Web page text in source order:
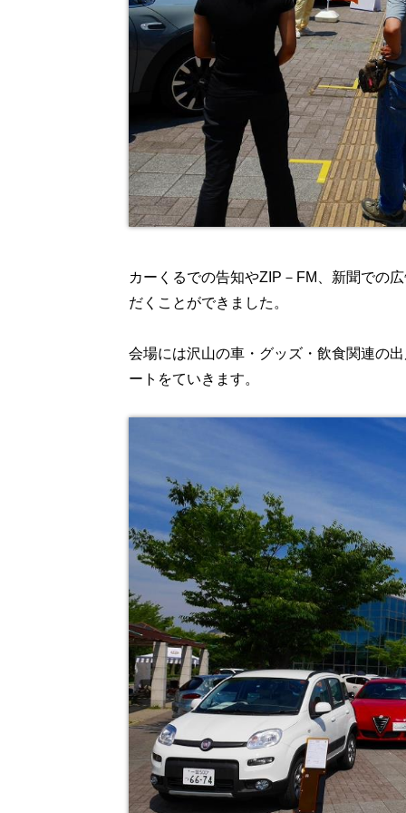
カーくるでの告知やZIP－FM、新聞での
だくことができました。
会場には沢山の車・グッズ・飲食関連の
ートをていきます。